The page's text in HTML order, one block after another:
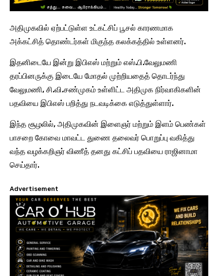
அதிமுகவில் ஏற்பட்டுள்ள உட்கட்சிப் பூசல் காரணமாக
அக்கட்சித் தொண்டர்கள் மிகுந்த கலக்கத்தில் உள்ளனர்.
இதனிடையே இன்று இபிஎஸ் மற்றும் எஸ்.பி.வேலுமணி
தரப்பினருக்கு இடையே மோதல் முற்றியதைத் தொடர்ந்து
வேலுமணி, சி.வி.சண்முகம் உள்ளிட்ட அதிமுக நிர்வாகிகளின்
பதவியை இபிஎஸ் பறித்து நடவடிக்கை எடுத்துள்ளார்.
இந்த சூழலில், அதிமுகவின் இளைஞர் மற்றும் இளம் பெண்கள்
பாசறை கோவை மாவட்ட துணை தலைவர் பொறுப்பு வகித்து
வந்த வழக்கறிஞர் விணீத் தனது கட்சிப் பதவியை ராஜினாமா
செய்தார்.
Advertisement